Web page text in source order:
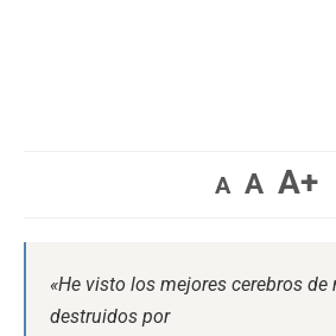
A A A+
«He visto los mejores cerebros de
destruidos por